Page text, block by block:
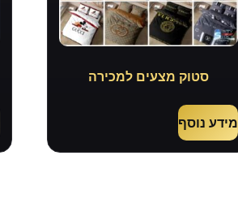
סטוק מצעים למכירה
מידע נוסף